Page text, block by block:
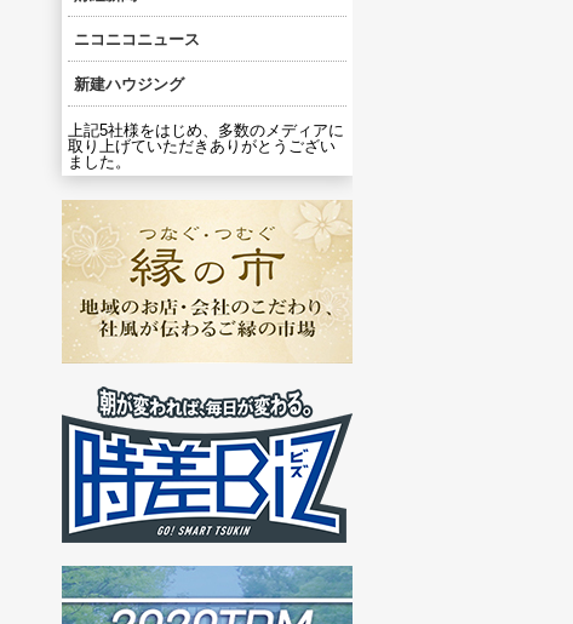
ニコニコニュース
新建ハウジング
上記5社様をはじめ、多数のメディアに
取り上げていただきありがとうござい
ました。